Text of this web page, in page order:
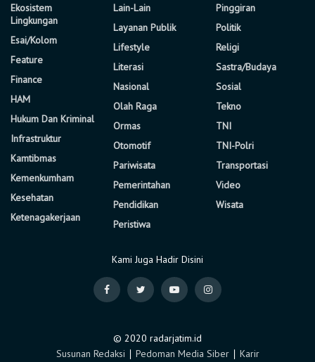
Ekosistem
Lingkungan
Esai/Kolom
Feature
Finance
HAM
Hukum Dan Kriminal
Infrastruktur
Kamtibmas
Kemenkumham
Kesehatan
Ketenagakerjaan
Lain-Lain
Layanan Publik
Lifestyle
Literasi
Nasional
Olah Raga
Ormas
Otomotif
Pariwisata
Pemerintahan
Pendidikan
Peristiwa
Pinggiran
Politik
Religi
Sastra/Budaya
Sosial
Tekno
TNI
TNI-Polri
Transportasi
Video
Wisata
Kami Juga Hadir Disini
© 2020 radarjatim.id
Susunan Redaksi ∣ Pedoman Media Siber∣ Karir